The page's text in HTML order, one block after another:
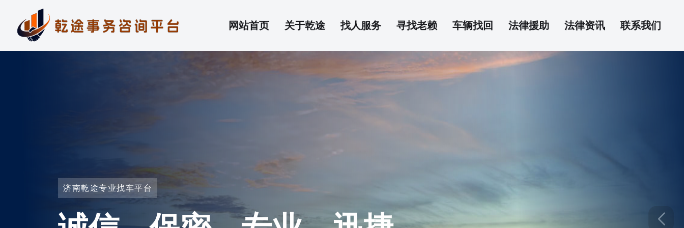
网站首页 关于乾途 找人服务 寻找老赖 车辆找回 法律援助 法律资讯 联系我们
济南乾途专业找车平台